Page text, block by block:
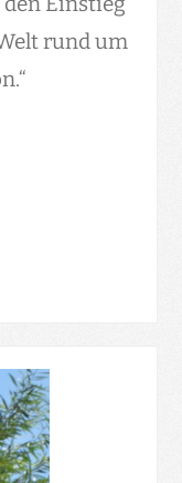
rund um